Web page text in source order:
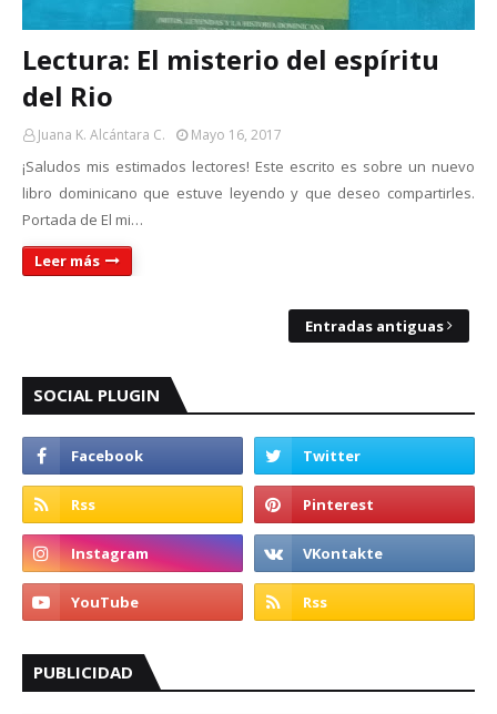
Lectura: El misterio del espíritu
del Rio
Juana K. Alcántara C. Mayo 16, 2017
¡Saludos mis estimados lectores! Este escrito es sobre un nuevo
libro dominicano que estuve leyendo y que deseo compartirles.
Portada de El mi…
Leer más
Entradas antiguas
SOCIAL PLUGIN
PUBLICIDAD